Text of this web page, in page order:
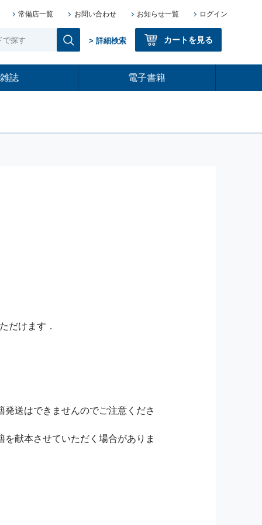
常備店一覧 お問い合わせ お知らせ一覧 ログイン
> 詳細検索 カートを見る
雑誌 電子書籍
だけます．
送はできませんのでご注意くださ
献本させていただく場合がありま